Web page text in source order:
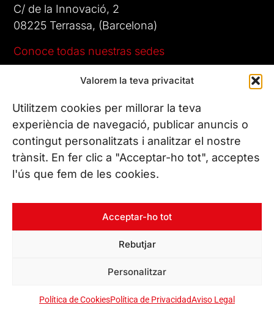
Valorem la teva privacitat
Utilitzem cookies per millorar la teva
experiència de navegació, publicar anuncis o
contingut personalitzats i analitzar el nostre
trànsit. En fer clic a "Acceptar-ho tot", acceptes
l'ús que fem de les cookies.
Acceptar-ho tot
Rebutjar
Personalitzar
Política de CookiesPolítica de PrivacidadAviso Legal
C/ de la Innovació, 2
08225 Terrassa, (Barcelona)
Conoce todas nuestras sedes
Tel. (+34) 937 882 300
SÍGUENOS